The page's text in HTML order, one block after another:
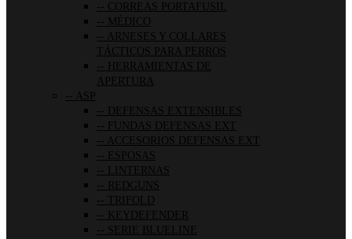
CORREAS PORTAFUSIL
MÉDICO
ARNESES Y COLLARES
TÁCTICOS PARA PERROS
HERRAMIENTAS DE
APERTURA
ASP
DEFENSAS EXTENSIBLES
FUNDAS DEFENSAS EXT
ACCESORIOS DEFENSAS EXT
ESPOSAS
LINTERNAS
REDGUNS
TRIFOLD
KEYDEFENDER
SERIE BLUELINE